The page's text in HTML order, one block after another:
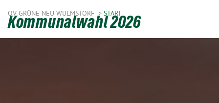
OV GRÜNE NEU WULMSTORF START
Kommunalwahl 2026